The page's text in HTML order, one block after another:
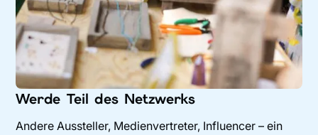
Werde Teil des Netzwerks
Andere Aussteller, Medienvertreter, Influencer – ein